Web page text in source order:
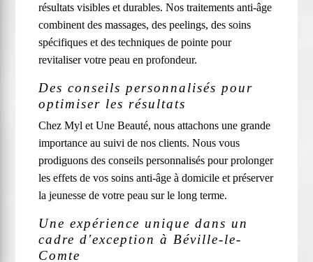
résultats visibles et durables. Nos traitements anti-âge
combinent des massages, des peelings, des soins
spécifiques et des techniques de pointe pour
revitaliser votre peau en profondeur.
Des conseils personnalisés pour
optimiser les résultats
Chez Myl et Une Beauté, nous attachons une grande
importance au suivi de nos clients. Nous vous
prodiguons des conseils personnalisés pour prolonger
les effets de vos soins anti-âge à domicile et préserver
la jeunesse de votre peau sur le long terme.
Une expérience unique dans un
cadre d'exception à Béville-le-
Comte